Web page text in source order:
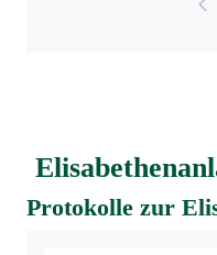
Protokolle zur